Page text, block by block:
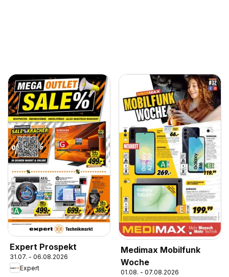
Expert Prospekt
31.07. - 06.08.2026
Expert
Medimax Mobilfunk
Woche
01.08. - 07.08.2026